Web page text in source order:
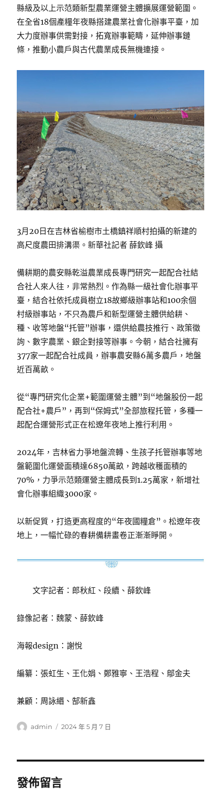
縣級及以上示范類新型農業運營主體擴展運營範圍。
在全省18個產糧年夜縣搭建農業社會化辦事平臺，加
大力度辦事供需對接，拓寬辦事範疇，延伸辦事鏈
條，推動小農戶與古代農業成長無機連接。
3月20日在吉林省榆樹市土橋鎮祥順村拍攝的新建的
高尺度農田排溝渠。新華社記者 薛欽峰 攝
備耕期的農安縣乾溢農業成長專門研究一起配合社結
合社人來人往，非常熱烈。作為縣一級社會化辦事平
臺，結合社依托成員樹立18故鄉級辦事站和100余個
村級辦事站，不只為農戶和新型運營主體供給耕、
種、收等地盤“托管”辦事，還供給農技推行、政策徵
詢、數字農業、銀企對接等辦事。今朝，結合社擁有
377家一起配合社成員，辦事農安縣6萬多農戶，地盤
近百萬畝。
從“專門研究化企業+範圍運營主體”到“地盤股份一起
配合社+農戶”，再到“保姆式”全部旅程托管，多種一
起配合運營形式正在松遼年夜地上推行利用。
2024年，吉林省力爭地盤流轉、生孩子托管辦事等地
盤範圍化運營面積達6850萬畝，跨越收穫面積的
70%，力爭示范類運營主體成長到1.25萬家，新增社
會化辦事組織3000家。
以新促質，打造更高程度的“年夜國糧倉”。松遼年夜
地上，一幅忙碌的春耕備耕畫卷正漸漸睜開。
文字記者：郎秋紅、段續、薛欽峰
錄像記者：魏蒙、薛欽峰
海報design：謝悅
編纂：張虹生、王化娟、鄭雅寧、王浩程、鄔金夫
兼顧：周詠緡、郜新鑫
作
admin
發
2024 年 5 月 7 日
發佈留言